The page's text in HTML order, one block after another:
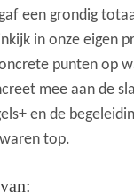
een grondig
in onze eigen
punten op
mee aan de
en de
top.